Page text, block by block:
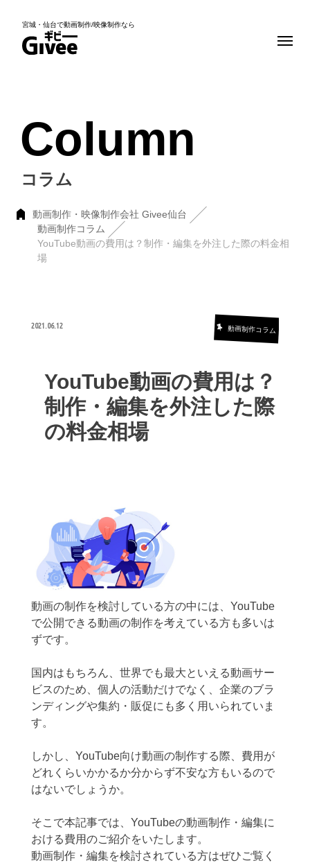
宮城・仙台で動画制作/映像制作なら
Column
コラム
動画制作・映像制作会社 Givee仙台
動画制作コラム
YouTube動画の費用は？制作・編集を外注した際の料金相
場
2021.06.12 動画制作コラム
YouTube動画の費用は？
制作・編集を外注した際
の料金相場
動画の制作を検討している方の中には、YouTube
で公開できる動画の制作を考えている方も多いは
ずです。
国内はもちろん、世界でも最大といえる動画サー
ビスのため、個人の活動だけでなく、企業のブラ
ンディングや集約・販促にも多く用いられていま
す。
しかし、YouTube向け動画の制作する際、費用が
どれくらいかかるか分からず不安な方もいるので
はないでしょうか。
そこで本記事では、YouTubeの動画制作・編集に
おける費用のご紹介をいたします。
動画制作・編集を検討されている方はぜひご覧く